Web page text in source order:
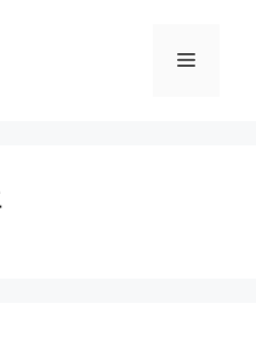
菜